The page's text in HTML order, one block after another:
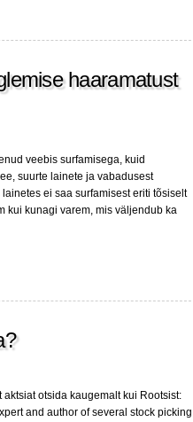
haaramatust
veebis surfamisega, kuid
suurte lainete ja vabadusest
ei saa surfamisest eriti tõsiselt
kui kunagi varem, mis väljendub ka
otsida kaugemalt kui Rootsist:
and author of several stock picking